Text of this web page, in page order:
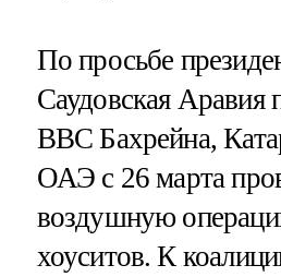
По просьбе
Саудовская Аравия
ВВС Бахрейна,
ОАЭ с 26 марта
воздушную
хоуситов. К